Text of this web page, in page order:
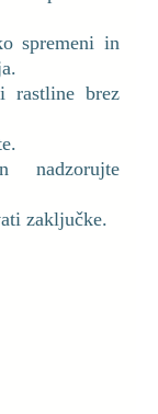
spremeni in
rastline brez
nadzorujte
zaključke.